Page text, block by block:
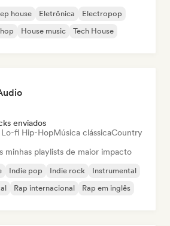
house Eletrônica
Electropop
House music Tech House
enviados
fi Hip-HopMúsica clássicaCountry
minhas playlists de maior impacto
Indie pop Indie rock
Instrumental
Rap internacional Rap em inglês